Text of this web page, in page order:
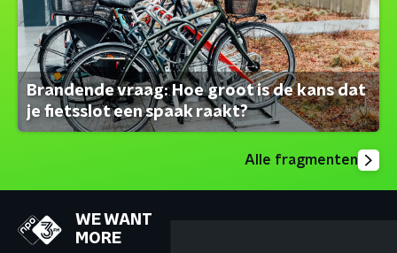
Brandende vraag: Hoe groot is de kans dat
je fietsslot een spaak raakt?
Alle fragmenten
WE WANT
MORE